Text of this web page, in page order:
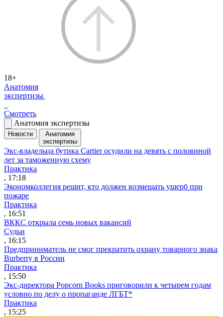
18+
Анатомия
экспертизы
Смотреть
Анатомия экспертизы
Новости
Анатомия
экспертизы
Экс-владельца бутика Cartier осудили на девять с половиной
лет за таможенную схему
Практика
, 17:18
Экономколлегия решит, кто должен возмещать ущерб при
пожаре
Практика
, 16:51
ВККС открыла семь новых вакансий
Судьи
, 16:15
Предприниматель не смог прекратить охрану товарного знака
Burberry в России
Практика
, 15:50
Экс-директора Popcorn Books приговорили к четырем годам
условно по делу о пропаганде ЛГБТ*
Практика
, 15:25